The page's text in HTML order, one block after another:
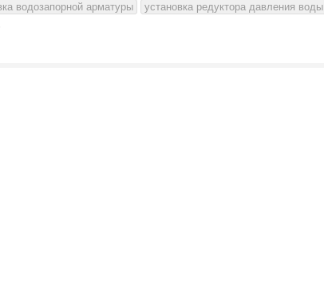
водозапорной арматуры установка редуктора давления воды